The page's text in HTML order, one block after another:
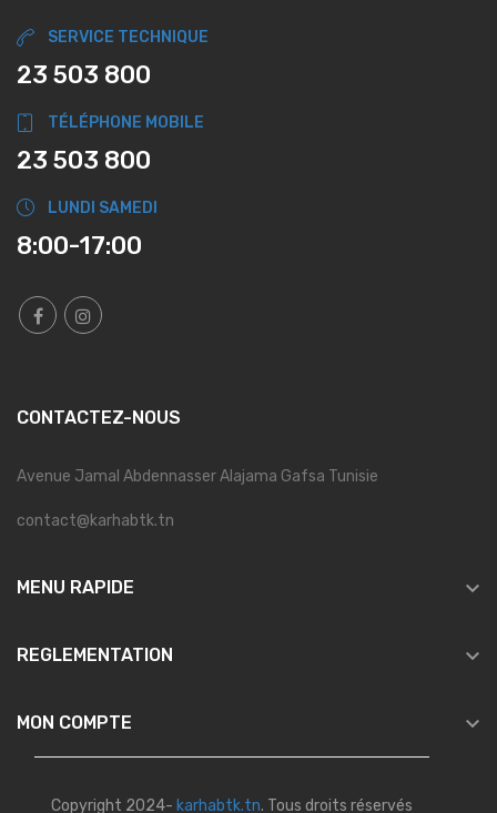
SERVICE TECHNIQUE
23 503 800
TÉLÉPHONE MOBILE
23 503 800
LUNDI SAMEDI
8:00-17:00
CONTACTEZ-NOUS
Avenue Jamal Abdennasser Alajama Gafsa Tunisie
contact@karhabtk.tn
MENU RAPIDE 
REGLEMENTATION 
MON COMPTE 
Copyright 2024- karhabtk.tn. Tous droits réservés